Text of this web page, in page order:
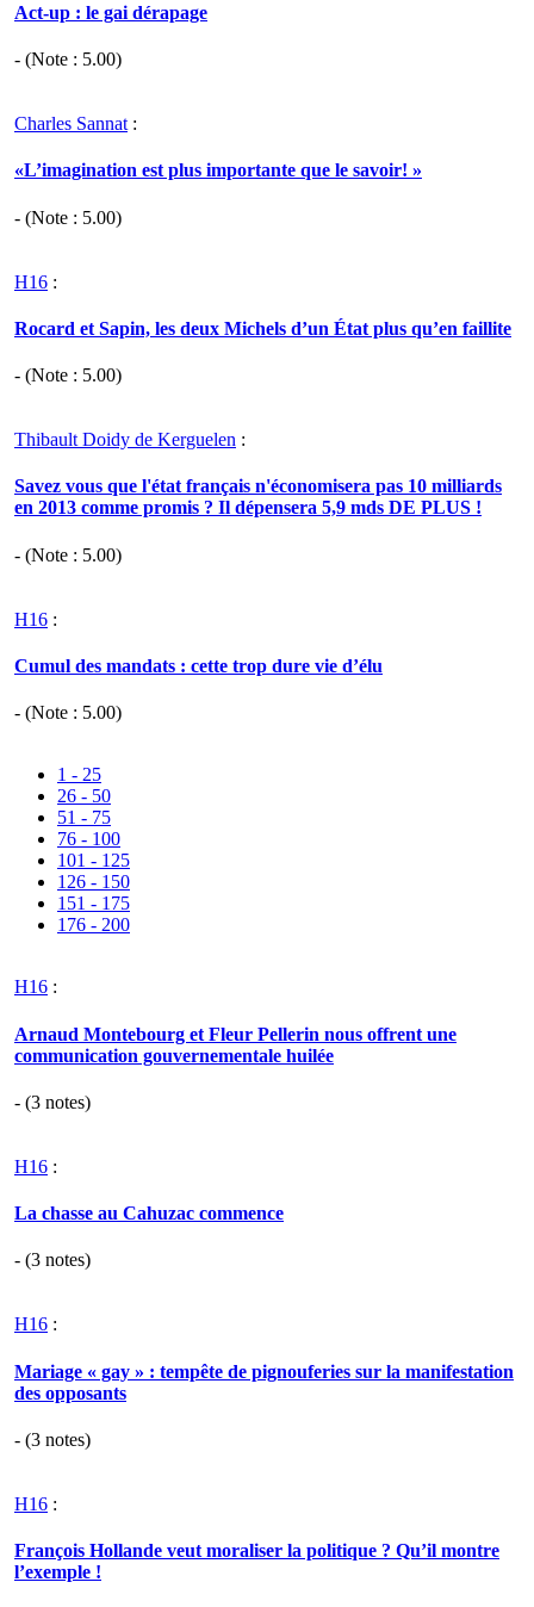
Act-up : le gai dérapage
- (Note : 5.00)
Charles Sannat :
«L’imagination est plus importante que le savoir! »
- (Note : 5.00)
H16 :
Rocard et Sapin, les deux Michels d’un État plus qu’en faillite
- (Note : 5.00)
Thibault Doidy de Kerguelen :
Savez vous que l'état français n'économisera pas 10 milliards
en 2013 comme promis ? Il dépensera 5,9 mds DE PLUS !
- (Note : 5.00)
H16 :
Cumul des mandats : cette trop dure vie d’élu
- (Note : 5.00)
1 - 25
26 - 50
51 - 75
76 - 100
101 - 125
126 - 150
151 - 175
176 - 200
H16 :
Arnaud Montebourg et Fleur Pellerin nous offrent une
communication gouvernementale huilée
- (3 notes)
H16 :
La chasse au Cahuzac commence
- (3 notes)
H16 :
Mariage « gay » : tempête de pignouferies sur la manifestation
des opposants
- (3 notes)
H16 :
François Hollande veut moraliser la politique ? Qu’il montre
l’exemple !